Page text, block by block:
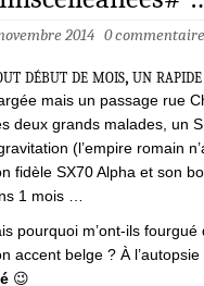
2014 0 commentaire
début de mois, un
mais un passage rue
deux grands malades, un
(l’empire romain
fidèle SX70 Alpha et son
1 mois …
pourquoi m’ont-ils
accent belge ? À
😉